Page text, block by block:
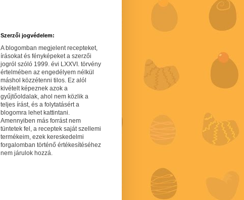
Szerzői jogvédelem:
A blogomban megjelent recepteket,
írásokat és fényképeket a szerzői
jogról szóló 1999. évi LXXVI. törvény
értelmében az engedélyem nélkül
máshol közzétenni tilos. Ez alól
kivételt képeznek azok a
gyűjtőoldalak, ahol nem közlik a
teljes írást, és a folytatásért a
blogomra lehet kattintani.
Amennyiben más forrást nem
tüntetek fel, a receptek saját szellemi
termékeim, ezek kereskedelmi
forgalomban történő értékesítéséhez
nem járulok hozzá.